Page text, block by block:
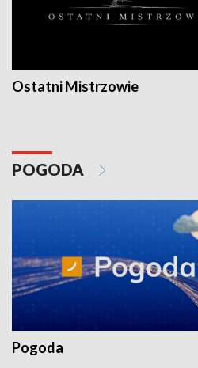
Ostatni Mistrzowie
POGODA
Pogoda